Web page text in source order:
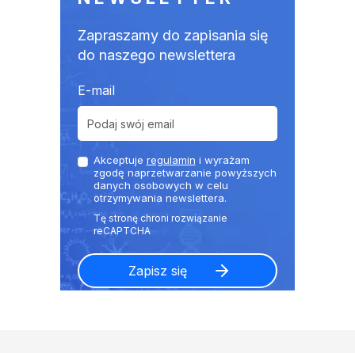
Zapraszamy do zapisania się
do naszego newslettera
E-mail
Akceptuje regulamin i wyrażam
zgodę naprzetwarzanie powyższych
danych osobowych w celu
otrzymywania newslettera.